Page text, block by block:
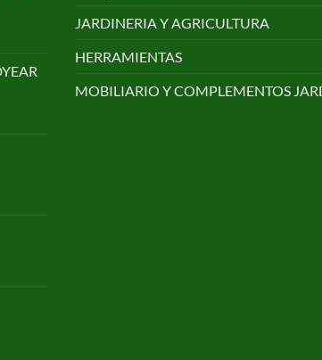
JARDINERIA Y AGRICULTURA
HERRAMIENTAS
MOBILIARIO Y COMPLEMENTOS